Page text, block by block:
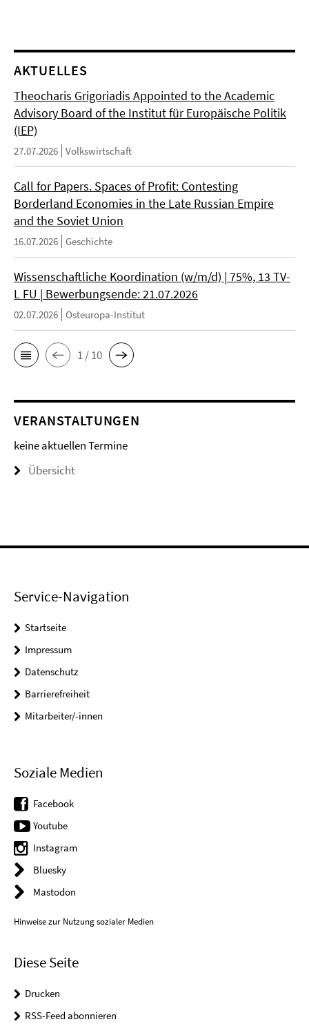
AKTUELLES
Theocharis Grigoriadis Appointed to the Academic
Advisory Board of the Institut für Europäische Politik
(IEP)
27.07.2026 Volkswirtschaft
Call for Papers. Spaces of Profit: Contesting
Borderland Economies in the Late Russian Empire
and the Soviet Union
16.07.2026 Geschichte
Wissenschaftliche Koordination (w/m/d) | 75%, 13 TV-
L FU | Bewerbungsende: 21.07.2026
02.07.2026 Osteuropa-Institut
1 / 10
VERANSTALTUNGEN
keine aktuellen Termine
Übersicht
Service-Navigation
Startseite
Impressum
Datenschutz
Barrierefreiheit
Mitarbeiter/-innen
Soziale Medien
Facebook
Youtube
Instagram
Bluesky
Mastodon
Hinweise zur Nutzung sozialer Medien
Diese Seite
Drucken
RSS-Feed abonnieren